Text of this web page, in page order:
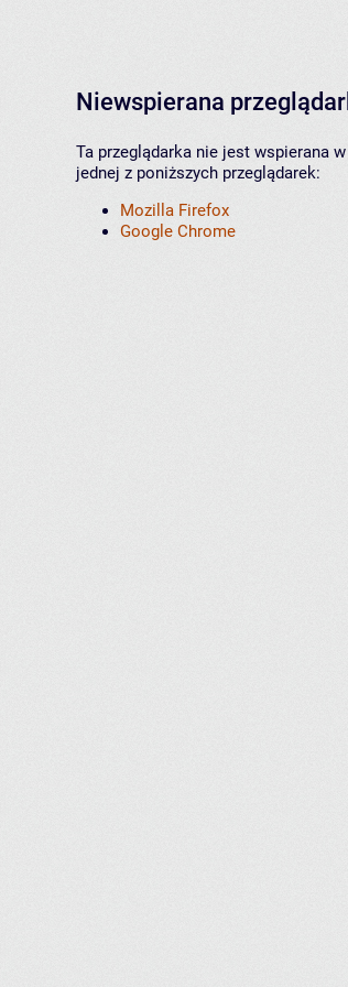
Niewspierana
Ta przeglądarka nie jest wspierana
jednej z poniższych przeglądarek:
Mozilla Firefox
Google Chrome